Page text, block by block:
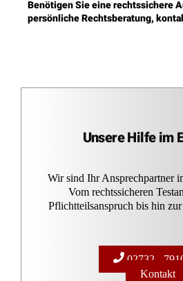
Benötigen Sie eine rechtssichere
persönliche Rechtsberatung,
Unsere Hilfe im
Wir sind Ihr Ansprechpartner
Vom rechtssicheren
Pflichtteilsanspruch bis hin
02732 -
Kontakt